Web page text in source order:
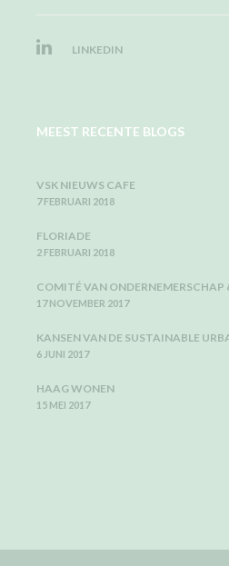
LINKEDIN
MEEST RECENTE BLOGS
VSK NIEUWS CAFE
7 FEBRUARI 2018
FLORIADE
2 FEBRUARI 2018
COMITÉ VAN ONDERNEMERSCHAP
17 NOVEMBER 2017
KANSEN VAN DE SUSTAINABLE
6 JUNI 2017
HAAG WONEN
15 MEI 2017